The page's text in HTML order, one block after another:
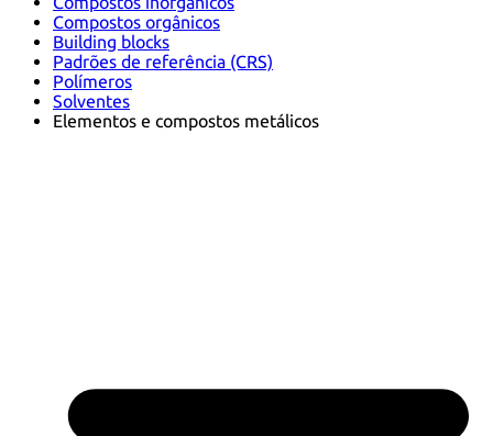
Compostos orgânicos
Building blocks
Padrões de referência (CRS)
Polímeros
Solventes
Elementos e compostos metálicos